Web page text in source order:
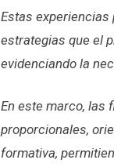
Estas
estrategias que el
evidenciando la
En este marco, las
proporcionales,
formativa,